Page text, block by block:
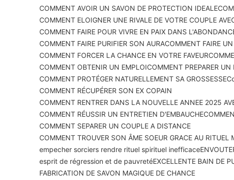
COMMENT AVOIR UN SAVON DE PROTECTION IDEALE
COMMENT ELOIGNER UNE RIVALE DE VOTRE COUPLE
COMMENT FAIRE POUR VIVRE EN PAIX DANS
COMMENT FAIRE PURIFIER SON AURACOMMENT FAIRE
COMMENT FORCER LA CHANCE EN VOTRE FAVEUR
COMMENT OBTENIR UN EMPLOICOMMENT PREPARER
COMMENT PROTÉGER NATURELLEMENT SA GROSSESSE
COMMENT RÉCUPÉRER SON EX COPAIN
COMMENT RENTRER DANS LA NOUVELLE ANNEE 2025
COMMENT RÉUSSIR UN ENTRETIEN D'EMBAUCHE
COMMENT SEPARER UN COUPLE A DISTANCE
COMMENT TROUVER SON ÂME SOEUR GRACE AU RITUEL
empecher sorciers rendre rituel spirituel inefficace
esprit de régression et de pauvretéEXCELLENTE BAIN DE
FABRICATION DE SAVON MAGIQUE DE CHANCE